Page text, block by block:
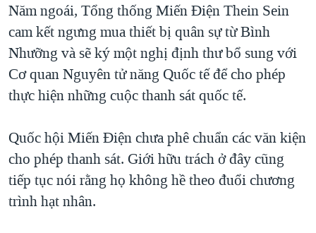
Năm ngoái, Tổng thống Miến Điện Thein Sein
cam kết ngưng mua thiết bị quân sự từ Bình
Nhưỡng và sẽ ký một nghị định thư bổ sung với
Cơ quan Nguyên tử năng Quốc tế để cho phép
thực hiện những cuộc thanh sát quốc tế.
Quốc hội Miến Điện chưa phê chuẩn các văn kiện
cho phép thanh sát. Giới hữu trách ở đây cũng
tiếp tục nói rằng họ không hề theo đuổi chương
trình hạt nhân.